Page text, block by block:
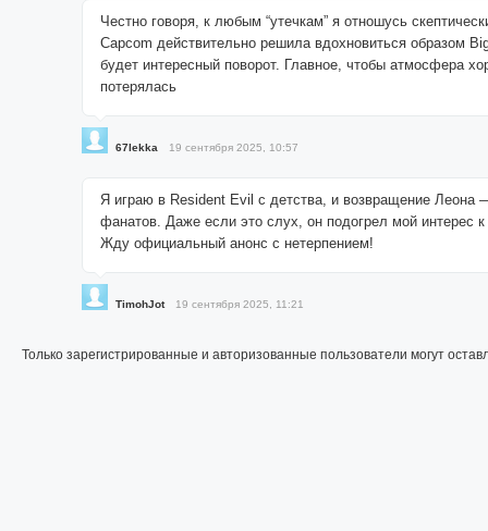
Честно говоря, к любым “утечкам” я отношусь
Capcom действительно решила вдохновиться образом
будет интересный поворот. Главное, чтобы атмосфера
потерялась
67lekka 19 сентября 2025, 10:57
Я играю в Resident Evil с детства, и возвращение Леона
фанатов. Даже если это слух, он подогрел мой интерес к
Жду официальный анонс с нетерпением!
TimohJot 19 сентября 2025, 11:21
Только зарегистрированные и авторизованные пользователи могут